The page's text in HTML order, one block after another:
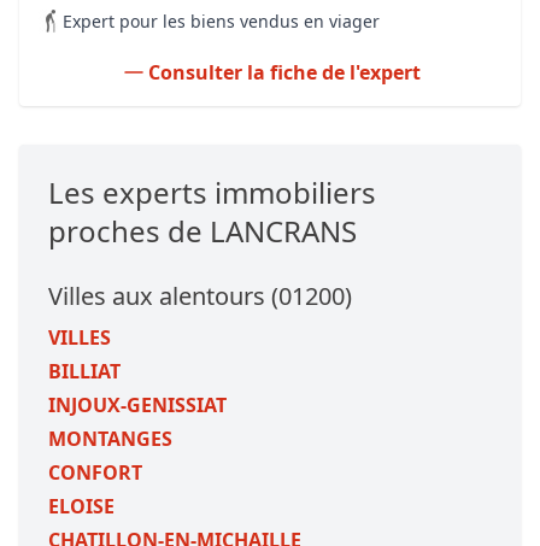
Expert pour les biens vendus en viager
Consulter la fiche de l'expert
Les experts immobiliers
proches de LANCRANS
Villes aux alentours (01200)
VILLES
BILLIAT
INJOUX-GENISSIAT
MONTANGES
CONFORT
ELOISE
CHATILLON-EN-MICHAILLE